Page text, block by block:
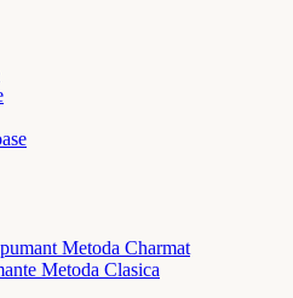
Metoda Charmat
Metoda Clasica